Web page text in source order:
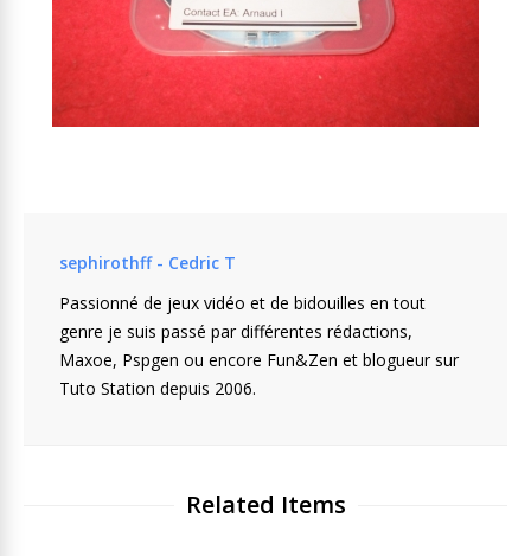
sephirothff - Cedric T
Passionné de jeux vidéo et de bidouilles en tout
genre je suis passé par différentes rédactions,
Maxoe, Pspgen ou encore Fun&Zen et blogueur sur
Tuto Station depuis 2006.
Related Items